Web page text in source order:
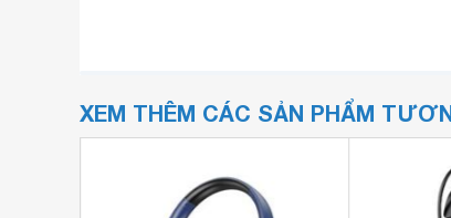
XEM THÊM CÁC SẢN PHẨM